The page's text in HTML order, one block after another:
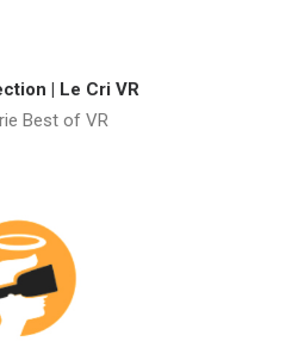
| Le Cri VR
Best of VR